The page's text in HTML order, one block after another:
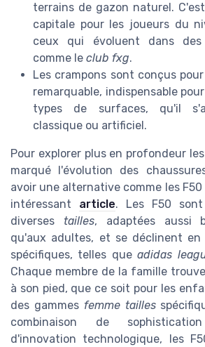
terrains de gazon naturel.
capitale pour les joueurs du
ceux qui évoluent dans des
comme le club fxg.
Les crampons sont conçus
remarquable, indispensable
types de surfaces, qu'il
classique ou artificiel.
Pour explorer plus en profondeur
marqué l'évolution des
avoir une alternative comme les
intéressant article. Les F50 sont
diverses tailles, adaptées aussi
qu'aux adultes, et se déclinent en
spécifiques, telles queadidas
Chaque membre de la famille
à son pied, que ce soit pour les
des gammes femme tailles
combinaison de
d'innovation technologique, les